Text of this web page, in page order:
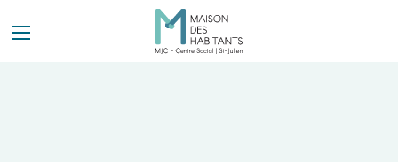
Panneau de gestion des cookies